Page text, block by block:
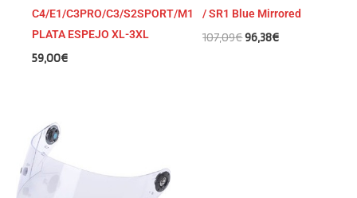
C4/E1/C3PRO/C3/S2SPORT/M1
PLATA ESPEJO XL-3XL
59,00€
/ SR1 Blue Mirrored
107,09€96,38€